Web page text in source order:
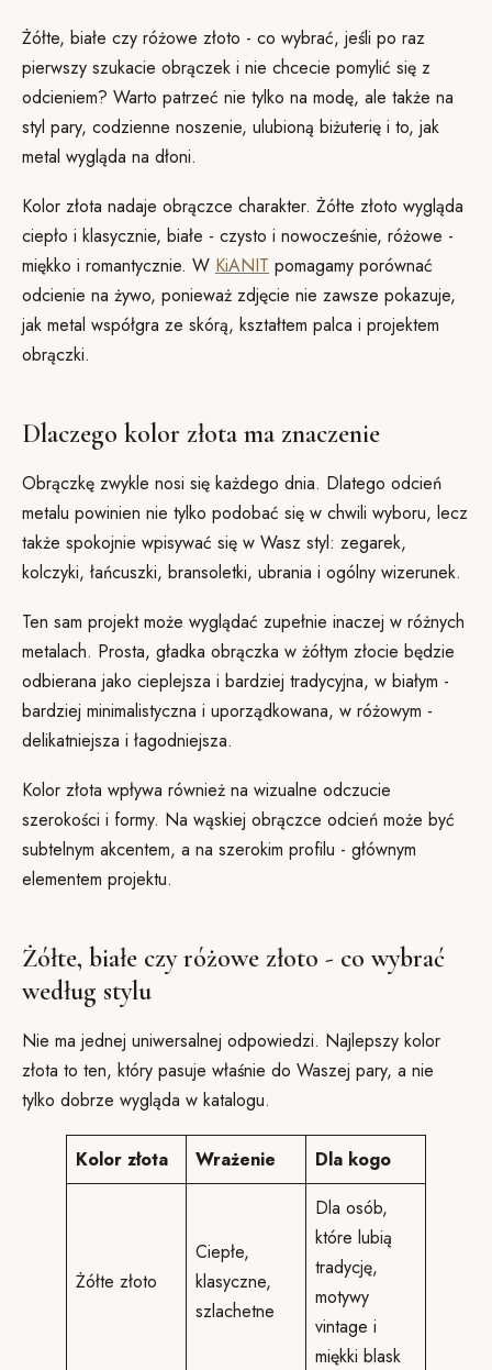
Żółte, białe czy różowe złoto - co wybrać, jeśli po raz
pierwszy szukacie obrączek i nie chcecie pomylić się z
odcieniem? Warto patrzeć nie tylko na modę, ale także na
styl pary, codzienne noszenie, ulubioną biżuterię i to, jak
metal wygląda na dłoni.
Kolor złota nadaje obrączce charakter. Żółte złoto wygląda
ciepło i klasycznie, białe - czysto i nowocześnie, różowe -
miękko i romantycznie. W KiANIT pomagamy porównać
odcienie na żywo, ponieważ zdjęcie nie zawsze pokazuje,
jak metal współgra ze skórą, kształtem palca i projektem
obrączki.
Dlaczego kolor złota ma znaczenie
Obrączkę zwykle nosi się każdego dnia. Dlatego odcień
metalu powinien nie tylko podobać się w chwili wyboru, lecz
także spokojnie wpisywać się w Wasz styl: zegarek,
kolczyki, łańcuszki, bransoletki, ubrania i ogólny wizerunek.
Ten sam projekt może wyglądać zupełnie inaczej w różnych
metalach. Prosta, gładka obrączka w żółtym złocie będzie
odbierana jako cieplejsza i bardziej tradycyjna, w białym -
bardziej minimalistyczna i uporządkowana, w różowym -
delikatniejsza i łagodniejsza.
Kolor złota wpływa również na wizualne odczucie
szerokości i formy. Na wąskiej obrączce odcień może być
subtelnym akcentem, a na szerokim profilu - głównym
elementem projektu.
Żółte, białe czy różowe złoto - co wybrać
według stylu
Nie ma jednej uniwersalnej odpowiedzi. Najlepszy kolor
złota to ten, który pasuje właśnie do Waszej pary, a nie
tylko dobrze wygląda w katalogu.
Kolor złota Wrażenie Dla kogo
Żółte złoto
Ciepłe,
klasyczne,
szlachetne
Dla osób,
które lubią
tradycję,
motywy
vintage i
miękki blask